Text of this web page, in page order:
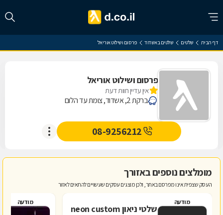
דף הבית שלטים שלטים באשדוד פרסום ושילוט אוריאל
פרסום ושילוט אוריאל
אין עדיין חוות דעת
ברקת 2, אשדוד, צומת עד הלום
08-9256212
מומלצים נוספים באזורך
העסק שצפית אינו מפרסם באתר, ולכן מוצגים עסקים שעשויים להתאים לאזור
מודעה
שלטי ניאון neon custom
מודעה